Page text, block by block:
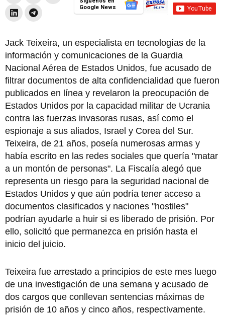
Google News
Jack Teixeira, un especialista en tecnologías de la
información y comunicaciones de la Guardia
Nacional Aérea de Estados Unidos, fue acusado de
filtrar documentos de alta confidencialidad que fueron
publicados en línea y revelaron la preocupación de
Estados Unidos por la capacidad militar de Ucrania
contra las fuerzas invasoras rusas, así como el
espionaje a sus aliados, Israel y Corea del Sur.
Teixeira, de 21 años, poseía numerosas armas y
había escrito en las redes sociales que quería "matar
a un montón de personas". La Fiscalía alegó que
representa un riesgo para la seguridad nacional de
Estados Unidos y que aún podría tener acceso a
documentos clasificados y naciones "hostiles"
podrían ayudarle a huir si es liberado de prisión. Por
ello, solicitó que permanezca en prisión hasta el
inicio del juicio.
Teixeira fue arrestado a principios de este mes luego
de una investigación de una semana y acusado de
dos cargos que conllevan sentencias máximas de
prisión de 10 años y cinco años, respectivamente.